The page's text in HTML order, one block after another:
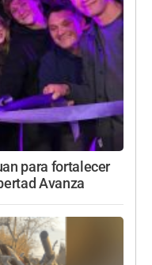
para fortalecer
Avanza